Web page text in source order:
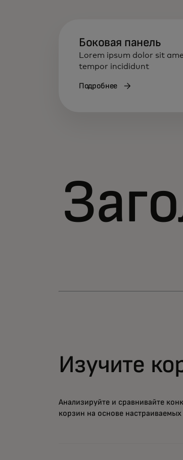
Боковая панель
Lorem ipsum dolor sit
tempor incididunt
Подробнее
Изучите
Анализируйте и сравнивайте
корзин на основе